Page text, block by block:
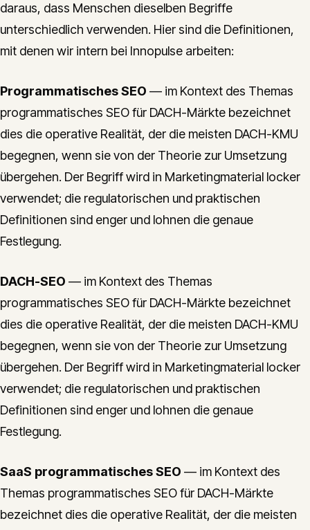
daraus, dass Menschen dieselben Begriffe
unterschiedlich verwenden. Hier sind die Definitionen,
mit denen wir intern bei Innopulse arbeiten:
Programmatisches SEO — im Kontext des Themas
programmatisches SEO für DACH-Märkte bezeichnet
dies die operative Realität, der die meisten DACH-KMU
begegnen, wenn sie von der Theorie zur Umsetzung
übergehen. Der Begriff wird in Marketingmaterial locker
verwendet; die regulatorischen und praktischen
Definitionen sind enger und lohnen die genaue
Festlegung.
DACH-SEO — im Kontext des Themas
programmatisches SEO für DACH-Märkte bezeichnet
dies die operative Realität, der die meisten DACH-KMU
begegnen, wenn sie von der Theorie zur Umsetzung
übergehen. Der Begriff wird in Marketingmaterial locker
verwendet; die regulatorischen und praktischen
Definitionen sind enger und lohnen die genaue
Festlegung.
SaaS programmatisches SEO — im Kontext des
Themas programmatisches SEO für DACH-Märkte
bezeichnet dies die operative Realität, der die meisten